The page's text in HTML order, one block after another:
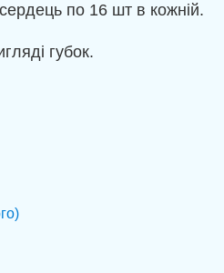
по 16 шт в кожній.
губок.